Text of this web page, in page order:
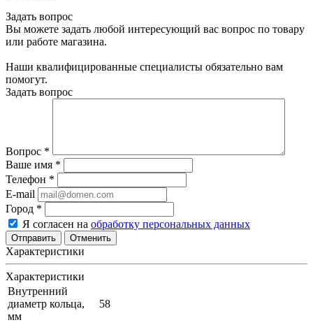
Задать вопрос
Вы можете задать любой интересующий вас вопрос по товару
или работе магазина.
Наши квалифицированные специалисты обязательно вам
помогут.
Задать вопрос
Вопрос *
Ваше имя *
Телефон *
E-mail
Город *
Я согласен на обработку персональных данных
Отменить
Характеристики
Характеристики
Внутренний
диаметр кольца,
мм
58